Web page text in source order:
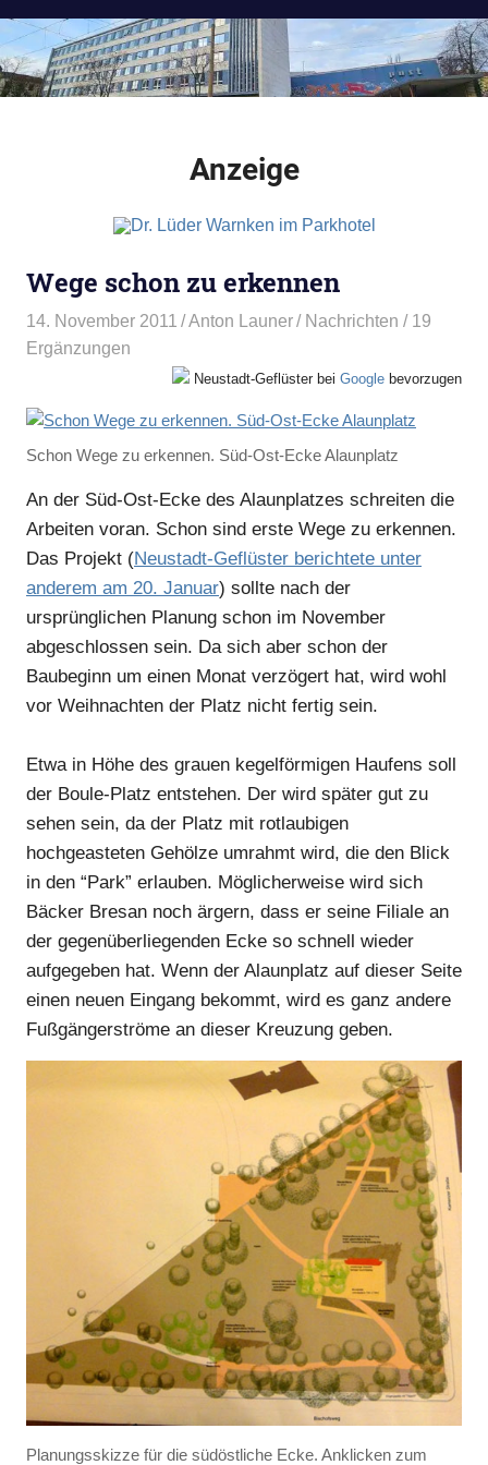
Anzeige
Wege schon zu erkennen
14. November 2011 Anton Launer Nachrichten / 19
Ergänzungen
Neustadt-Geflüster bei Google bevorzugen
Schon Wege zu erkennen. Süd-Ost-Ecke Alaunplatz
An der Süd-Ost-Ecke des Alaunplatzes schreiten die
Arbeiten voran. Schon sind erste Wege zu erkennen.
Das Projekt (Neustadt-Geflüster berichtete unter
anderem am 20. Januar) sollte nach der
ursprünglichen Planung schon im November
abgeschlossen sein. Da sich aber schon der
Baubeginn um einen Monat verzögert hat, wird wohl
vor Weihnachten der Platz nicht fertig sein.
Etwa in Höhe des grauen kegelförmigen Haufens soll
der Boule-Platz entstehen. Der wird später gut zu
sehen sein, da der Platz mit rotlaubigen
hochgeasteten Gehölze umrahmt wird, die den Blick
in den “Park” erlauben. Möglicherweise wird sich
Bäcker Bresan noch ärgern, dass er seine Filiale an
der gegenüberliegenden Ecke so schnell wieder
aufgegeben hat. Wenn der Alaunplatz auf dieser Seite
einen neuen Eingang bekommt, wird es ganz andere
Fußgängerströme an dieser Kreuzung geben.
Planungsskizze für die südöstliche Ecke. Anklicken zum